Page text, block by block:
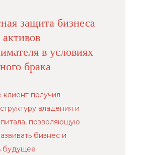
защита бизнеса
в условиях
брака
клиент получил
владения и
позволяющую
бизнес и
будущее